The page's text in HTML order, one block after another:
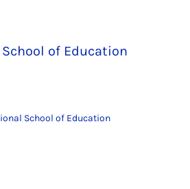
School of Education
School of Education